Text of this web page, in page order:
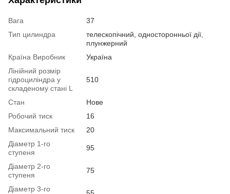
Вага
37
Тип цилиндра
телескопічний, односторонньої дії,
плунжерний
Країна Виробник
Україна
Лінійний розмір
гідроциліндра у
складеному стані L
510
Стан
Нове
Робочий тиск
16
Максимальний тиск
20
Діаметр 1-го
ступеня
95
Діаметр 2-го
ступеня
75
Діаметр 3-го